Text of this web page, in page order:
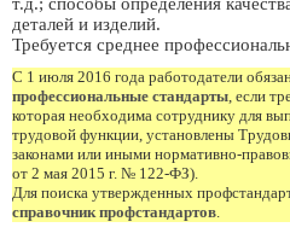
деталей и изделий.
Требуется среднее
С 1 июля 2016 года работодатели
профессиональные стандарты, если
которая необходима сотруднику для
трудовой функции, установлены
законами или иными нормативно-
от 2 мая 2015 г. № 122-ФЗ).
Для поиска утвержденных
справочник профстандартов.